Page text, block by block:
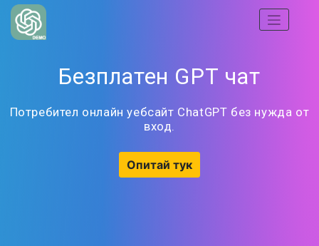
Безплатен GPT чат
Потребител онлайн уебсайт ChatGPT без нужда от
вход.
Опитай тук